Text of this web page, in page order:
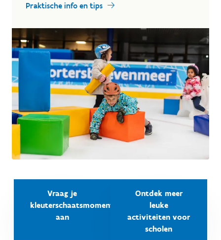
Praktische info en tips
Vraag je
kleuterschaatsmoment
aan
Ontdek meer
leuke
activiteiten voor
scholen